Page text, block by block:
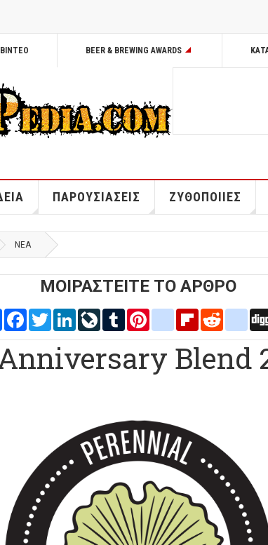
ΒΙΝΤΕΟ BEER & BREWING AWARDS
ΠΑΡΟΥΣΙΑΣΕΙΣ ΖΥΘΟΠΟΙΙΕΣ
ΝΕΑ
ΜΟΙΡΑΣΤΕΙΤΕ ΤΟ ΑΡΘΡΟ
Share FacebookTwitterLinkedInLiveJournal
Tumblr Pinterestblogger_post
FlipboardReddit
Blend